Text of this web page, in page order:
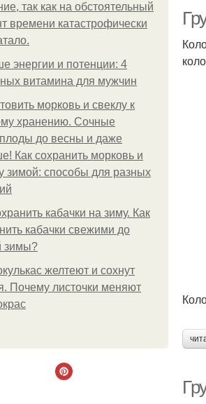
так как на обстоятельный
времени катастрофически
энергии и потенции: 4
витамина для мужчин
морковь и свеклу к
хранению. Сочные
до весны и даже
Как сохранить морковь и
зимой: способы для разных
кабачки на зиму. Как
кабачки свежими до
зимы?
желтеют и сохнут
Почему листочки меняют